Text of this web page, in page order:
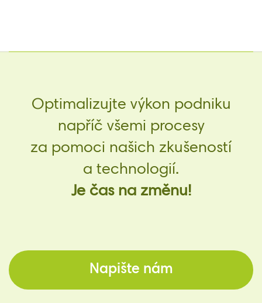
Optimalizujte výkon podniku
napříč všemi procesy
za pomoci našich zkušeností
a technologií.
Je čas na změnu!
Napište nám